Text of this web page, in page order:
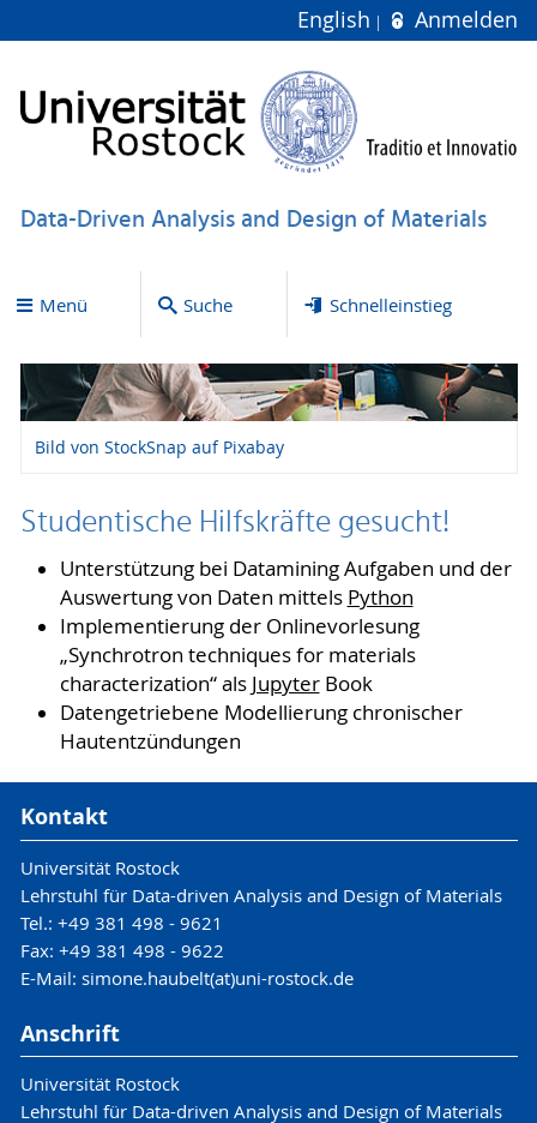
English Anmelden
Data-Driven Analysis and Design of Materials
Menü Suche Schnelleinstieg
Bild von StockSnap auf Pixabay
Studentische Hilfskräfte gesucht!
Unterstützung bei Datamining Aufgaben und der
Auswertung von Daten mittels Python
Implementierung der Onlinevorlesung
„Synchrotron techniques for materials
characterization“ als JupyterBook
Datengetriebene Modellierung chronischer
Hautentzündungen
Kontakt
Universität Rostock
Lehrstuhl für Data-driven Analysis and Design of Materials
Tel.: +49 381 498 - 9621
Fax: +49 381 498 - 9622
E-Mail: simone.haubelt(at)uni-rostock.de
Anschrift
Universität Rostock
Lehrstuhl für Data-driven Analysis and Design of Materials